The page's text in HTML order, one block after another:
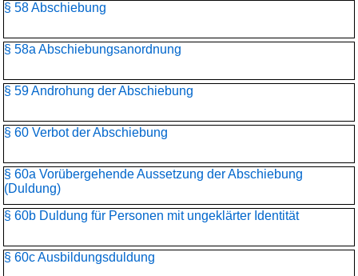
§ 58 Abschiebung
§ 58a Abschiebungsanordnung
§ 59 Androhung der Abschiebung
§ 60 Verbot der Abschiebung
§ 60a Vorübergehende Aussetzung der Abschiebung
(Duldung)
§ 60b Duldung für Personen mit ungeklärter Identität
§ 60c Ausbildungsduldung